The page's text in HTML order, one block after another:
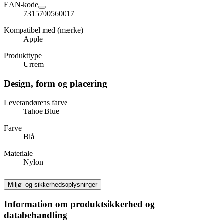
EAN-kode
7315700560017
Kompatibel med (mærke)
Apple
Produkttype
Urrem
Design, form og placering
Leverandørens farve
Tahoe Blue
Farve
Blå
Materiale
Nylon
Miljø- og sikkerhedsoplysninger
Information om produktsikkerhed og
databehandling